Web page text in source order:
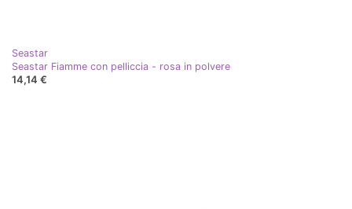
Seastar
Seastar Fiamme con pelliccia - rosa in polvere
14,14 €